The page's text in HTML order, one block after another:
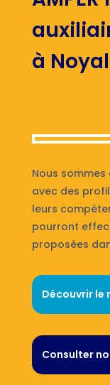
à
Nous
avec des
leurs
pourront
proposées
Découvrir le
Consulter